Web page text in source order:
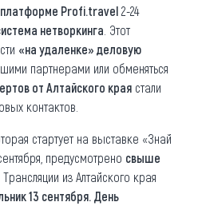
Profi.travel 2-24
нетворкинга . Этот
«на удаленке» деловую
партнерами или обменяться
от Алтайского края стали
контактов.
стартует на выставке «Знай
предусмотрено свыше
. Трансляции из Алтайского края
13 сентября. День